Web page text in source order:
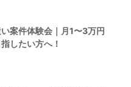
案件体験会｜月1〜3万円
したい方へ！